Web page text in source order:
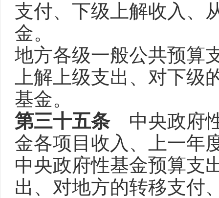
支付、下级上解收入、
金。
地方各级一般公共预算
上解上级支出、对下
基金。
第三十五条中央政府性
金各项目收入、上一年
中央政府性基金预算支
出、对地方的转移支付